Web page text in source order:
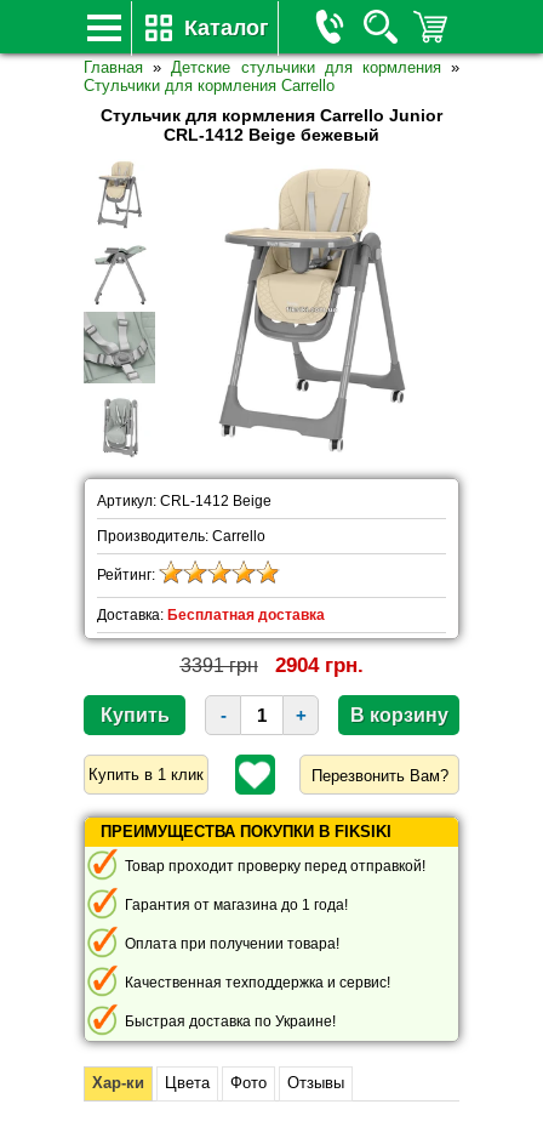
Каталог
Главная »Детские стульчики для кормления »
Стульчики для кормления Carrello
Стульчик для кормления Carrello Junior
CRL-1412 Beige бежевый
Артикул: CRL-1412 Beige
Производитель: Carrello
Рейтинг:
Доставка: Бесплатная доставка
3391 грн 2904 грн.
- +
Перезвонить Вам?
ПРЕИМУЩЕСТВА ПОКУПКИ В FIKSIKI
Товар проходит проверку перед отправкой!
Гарантия от магазина до 1 года!
Оплата при получении товара!
Качественная техподдержка и сервис!
Быстрая доставка по Украине!
Хар-ки Цвета Фото Отзывы